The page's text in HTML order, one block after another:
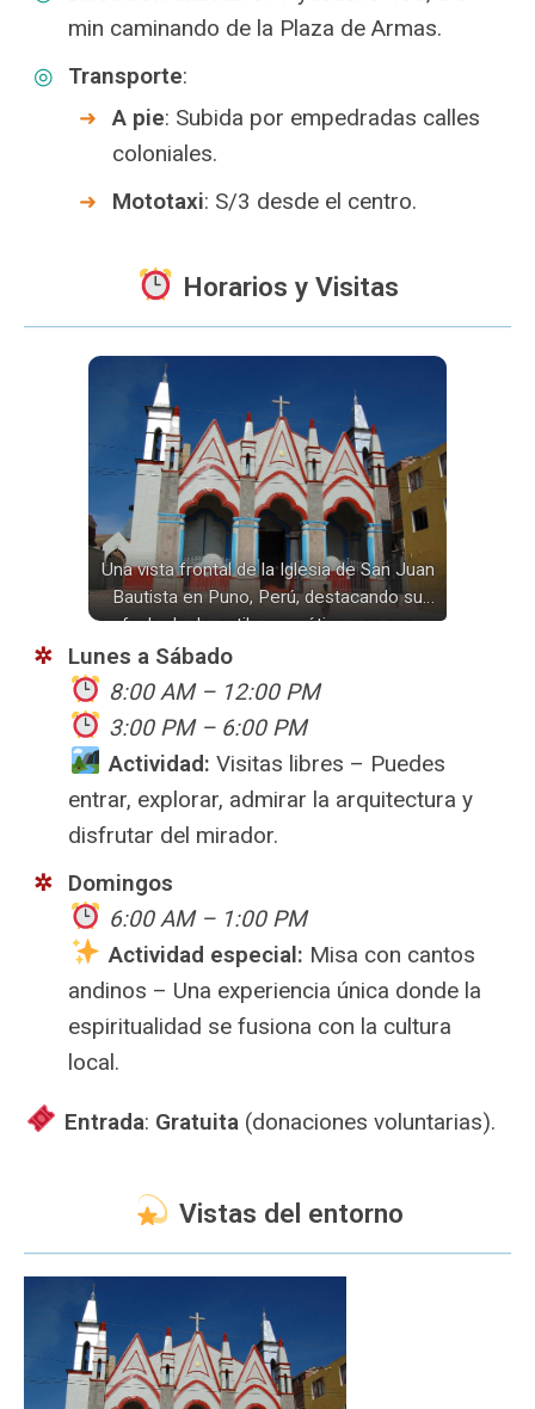
min caminando de la Plaza de Armas.
Transporte:
A pie: Subida por empedradas calles
coloniales.
Mototaxi: S/3 desde el centro.
Horarios y Visitas
Una vista frontal de la Iglesia de San Juan
Bautista en Puno, Perú, destacando su
fachada de estilo neogótico con sus
característicos arcos apuntados, detalles
en rojo y azul, y sus dos torres blancas que
se elevan hacia el cielo azul.
Lunes a Sábado
8:00 AM – 12:00 PM
3:00 PM – 6:00 PM
️Actividad: Visitas libres – Puedes
entrar, explorar, admirar la arquitectura y
disfrutar del mirador.
Domingos
6:00 AM – 1:00 PM
Actividad especial: Misa con cantos
andinos – Una experiencia única donde la
espiritualidad se fusiona con la cultura
local.
️ Entrada: Gratuita(donaciones voluntarias).
Vistas del entorno